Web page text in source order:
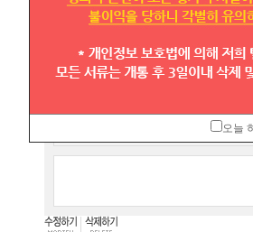
오늘
받을려면 고객센터도 같이운영을해야
빠른 답변부탁드립니다.